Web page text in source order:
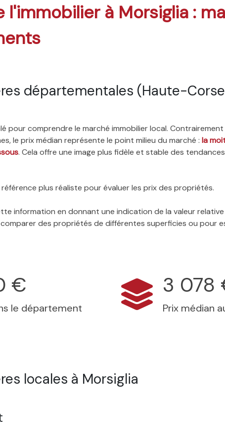
l'immobilier à Morsiglia :
départementales (Haute-
pour comprendre le marché immobilier local.
le prix médian représente le point milieu du marché : la
. Cela offre une image plus fidèle et stable des
plus réaliste pour évaluer les prix des propriétés.
information en donnant une indication de la valeur
des propriétés de différentes superficies ou pour
€
le département
3 078
Prix médian
locales à Morsiglia